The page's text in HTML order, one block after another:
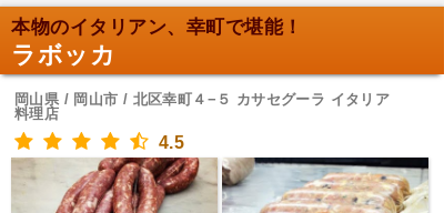
本物のイタリアン、幸町で堪能！
ラボッカ
岡山県 / 岡山市 / 北区幸町４−５ カサセグーラ イタリア
料理店
4.5